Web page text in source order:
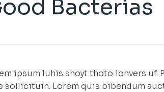
Bacterias
ipsum luhis shoyt thoto ionvers uf.
sollicituin. Lorem quis bibendum